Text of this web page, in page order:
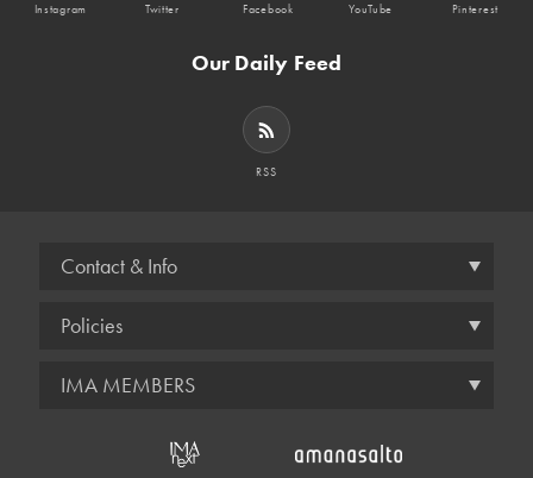
Instagram Twitter Facebook YouTube Pinterest
Our Daily Feed
RSS
Contact & Info
Policies
IMA MEMBERS